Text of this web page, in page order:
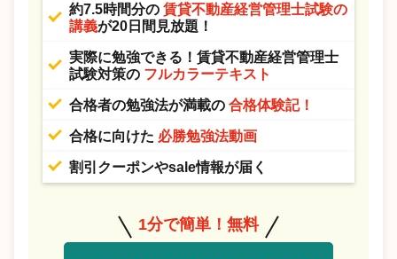
約7.5時間分の 賃貸不動産経営管理士試験の
講義が20日間見放題！
実際に勉強できる！賃貸不動産経営管理士
試験対策の フルカラーテキスト
合格者の勉強法が満載の 合格体験記！
合格に向けた 必勝勉強法動画
割引クーポンやsale情報が届く
1分で簡単！無料